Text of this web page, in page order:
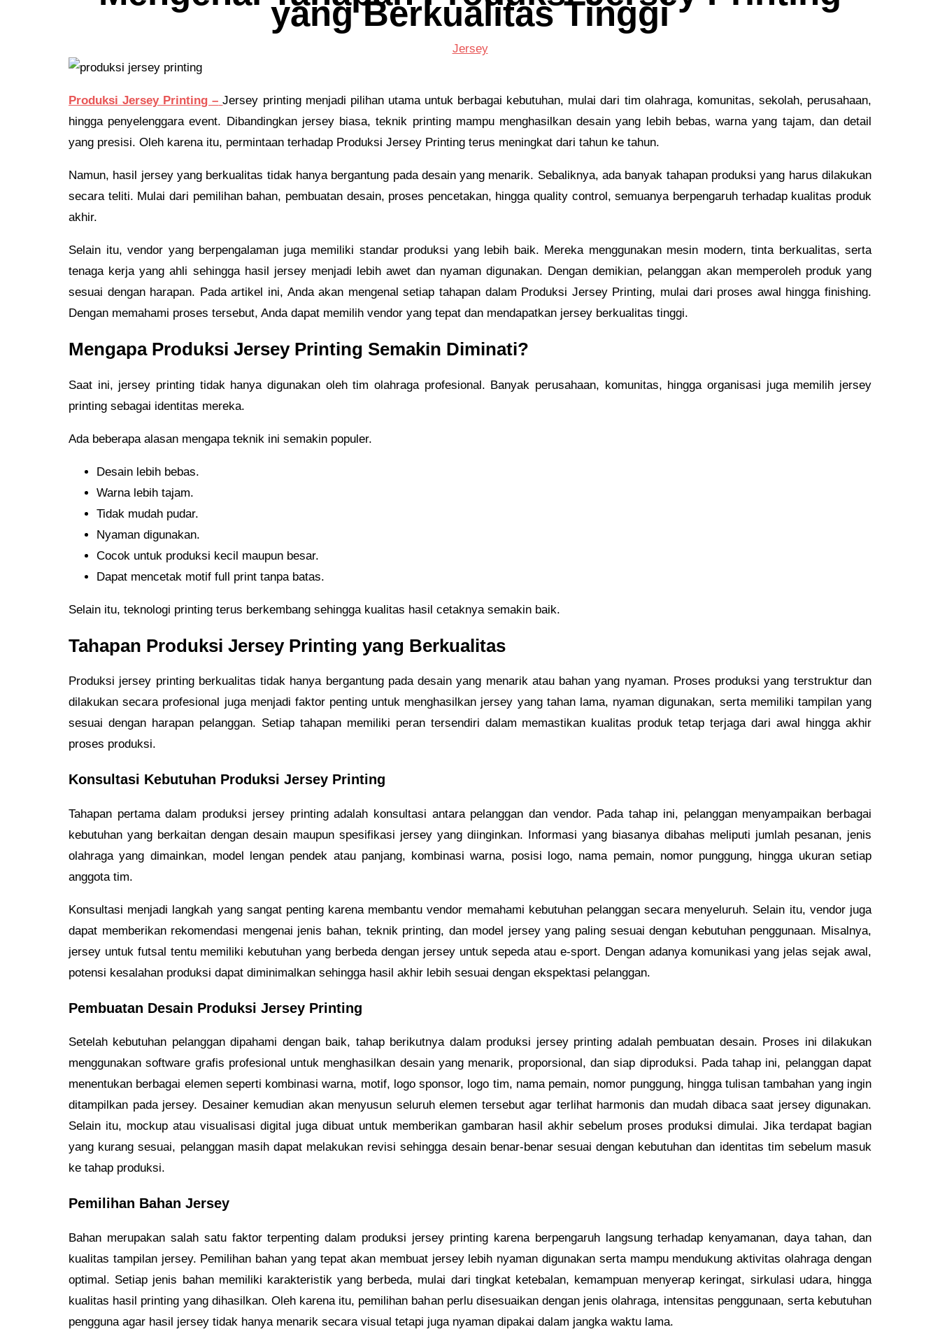
yang Berkualitas Tinggi
Jersey
Produksi Jersey Printing – Jersey printing menjadi pilihan utama untuk berbagai kebutuhan, mulai dari tim olahraga, komunitas, sekolah, perusahaan,
hingga penyelenggara event. Dibandingkan jersey biasa, teknik printing mampu menghasilkan desain yang lebih bebas, warna yang tajam, dan detail
yang presisi. Oleh karena itu, permintaan terhadap Produksi Jersey Printing terus meningkat dari tahun ke tahun.
Namun, hasil jersey yang berkualitas tidak hanya bergantung pada desain yang menarik. Sebaliknya, ada banyak tahapan produksi yang harus dilakukan
secara teliti. Mulai dari pemilihan bahan, pembuatan desain, proses pencetakan, hingga quality control, semuanya berpengaruh terhadap kualitas produk
akhir.
Selain itu, vendor yang berpengalaman juga memiliki standar produksi yang lebih baik. Mereka menggunakan mesin modern, tinta berkualitas, serta
tenaga kerja yang ahli sehingga hasil jersey menjadi lebih awet dan nyaman digunakan. Dengan demikian, pelanggan akan memperoleh produk yang
sesuai dengan harapan. Pada artikel ini, Anda akan mengenal setiap tahapan dalam Produksi Jersey Printing, mulai dari proses awal hingga finishing.
Dengan memahami proses tersebut, Anda dapat memilih vendor yang tepat dan mendapatkan jersey berkualitas tinggi.
Mengapa Produksi Jersey Printing Semakin Diminati?
Saat ini, jersey printing tidak hanya digunakan oleh tim olahraga profesional. Banyak perusahaan, komunitas, hingga organisasi juga memilih jersey
printing sebagai identitas mereka.
Ada beberapa alasan mengapa teknik ini semakin populer.
Desain lebih bebas.
Warna lebih tajam.
Tidak mudah pudar.
Nyaman digunakan.
Cocok untuk produksi kecil maupun besar.
Dapat mencetak motif full print tanpa batas.
Selain itu, teknologi printing terus berkembang sehingga kualitas hasil cetaknya semakin baik.
Tahapan Produksi Jersey Printing yang Berkualitas
Produksi jersey printing berkualitas tidak hanya bergantung pada desain yang menarik atau bahan yang nyaman. Proses produksi yang terstruktur dan
dilakukan secara profesional juga menjadi faktor penting untuk menghasilkan jersey yang tahan lama, nyaman digunakan, serta memiliki tampilan yang
sesuai dengan harapan pelanggan. Setiap tahapan memiliki peran tersendiri dalam memastikan kualitas produk tetap terjaga dari awal hingga akhir
proses produksi.
Konsultasi Kebutuhan Produksi Jersey Printing
Tahapan pertama dalam produksi jersey printing adalah konsultasi antara pelanggan dan vendor. Pada tahap ini, pelanggan menyampaikan berbagai
kebutuhan yang berkaitan dengan desain maupun spesifikasi jersey yang diinginkan. Informasi yang biasanya dibahas meliputi jumlah pesanan, jenis
olahraga yang dimainkan, model lengan pendek atau panjang, kombinasi warna, posisi logo, nama pemain, nomor punggung, hingga ukuran setiap
anggota tim.
Konsultasi menjadi langkah yang sangat penting karena membantu vendor memahami kebutuhan pelanggan secara menyeluruh. Selain itu, vendor juga
dapat memberikan rekomendasi mengenai jenis bahan, teknik printing, dan model jersey yang paling sesuai dengan kebutuhan penggunaan. Misalnya,
jersey untuk futsal tentu memiliki kebutuhan yang berbeda dengan jersey untuk sepeda atau e-sport. Dengan adanya komunikasi yang jelas sejak awal,
potensi kesalahan produksi dapat diminimalkan sehingga hasil akhir lebih sesuai dengan ekspektasi pelanggan.
Pembuatan Desain Produksi Jersey Printing
Setelah kebutuhan pelanggan dipahami dengan baik, tahap berikutnya dalam produksi jersey printing adalah pembuatan desain. Proses ini dilakukan
menggunakan software grafis profesional untuk menghasilkan desain yang menarik, proporsional, dan siap diproduksi. Pada tahap ini, pelanggan dapat
menentukan berbagai elemen seperti kombinasi warna, motif, logo sponsor, logo tim, nama pemain, nomor punggung, hingga tulisan tambahan yang ingin
ditampilkan pada jersey. Desainer kemudian akan menyusun seluruh elemen tersebut agar terlihat harmonis dan mudah dibaca saat jersey digunakan.
Selain itu, mockup atau visualisasi digital juga dibuat untuk memberikan gambaran hasil akhir sebelum proses produksi dimulai. Jika terdapat bagian
yang kurang sesuai, pelanggan masih dapat melakukan revisi sehingga desain benar-benar sesuai dengan kebutuhan dan identitas tim sebelum masuk
ke tahap produksi.
Pemilihan Bahan Jersey
Bahan merupakan salah satu faktor terpenting dalam produksi jersey printing karena berpengaruh langsung terhadap kenyamanan, daya tahan, dan
kualitas tampilan jersey. Pemilihan bahan yang tepat akan membuat jersey lebih nyaman digunakan serta mampu mendukung aktivitas olahraga dengan
optimal. Setiap jenis bahan memiliki karakteristik yang berbeda, mulai dari tingkat ketebalan, kemampuan menyerap keringat, sirkulasi udara, hingga
kualitas hasil printing yang dihasilkan. Oleh karena itu, pemilihan bahan perlu disesuaikan dengan jenis olahraga, intensitas penggunaan, serta kebutuhan
pengguna agar hasil jersey tidak hanya menarik secara visual tetapi juga nyaman dipakai dalam jangka waktu lama.